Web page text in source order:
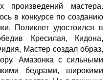
произведений мастера.
в конкурсе по созданию
Поликлет удостоился в
Кресилая, Кидона,
Мастер создал образ,
Амазонка с сильными
бедрами, широкими